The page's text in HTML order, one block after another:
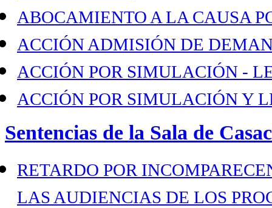
ABOCAMIENTO A LA CAUSA
ACCIÓN ADMISIÓN DE
ACCIÓN POR SIMULACIÓN -
ACCIÓN POR SIMULACIÓN Y
Sentencias de la Sala de
RETARDO POR
LAS AUDIENCIAS DE LOS